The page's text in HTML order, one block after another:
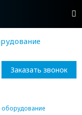
Заказать звонок